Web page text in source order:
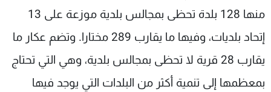
منها 128 بلدة تحظى بمجالس بلدية موزعة على 13
إتحاد بلديات، وفيها ما يقارب 289 مختارا. وتضم عكار ما
يقارب 28 قرية لا تحظى بمجالس بلدية، وهي التي تحتاج
بمعظمها إلى تنمية أكثر من البلدات التي يوجد فيها